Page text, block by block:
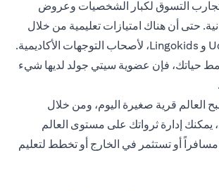
التسوق لكبار الشخصيات وعروض
حتى أن هناك امتيازات تعليمية من خلال
منصات مثل Udemy و Lingokids، لأصحاب التوجهات الأكاديمية.
حياتك، فإن عضوية سيتي جولد لديها شيء
العالم قرية صغيرة اليوم، ومن خلال
إدارة ثرواتك على مستوى العالم
أو تستثمر في الخارج أو تخطط لتعليم